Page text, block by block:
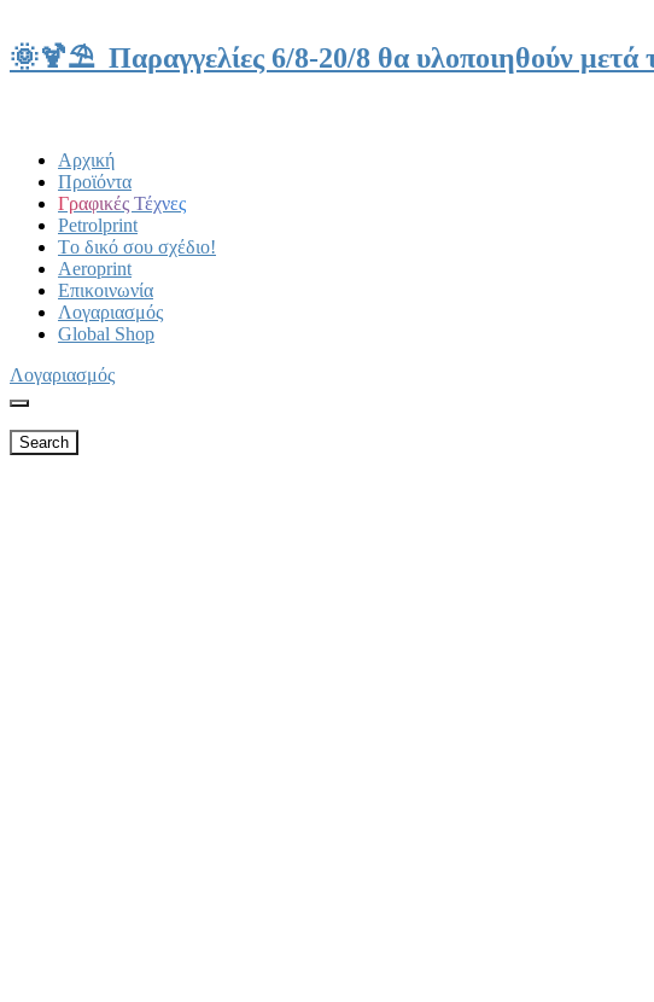
🌞🍹⛱️ Παραγγελίες 6/8-20/8 θα υλοποιηθούν
Αρχική
Προϊόντα
Γραφικές Τέχνες
Petrolprint
Tο δικό σου σχέδιο!
Aeroprint
Επικοινωνία
Λογαριασμός
Global Shop
Λογαριασμός